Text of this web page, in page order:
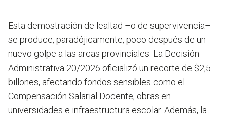
Esta demostración de lealtad –o de supervivencia–
se produce, paradójicamente, poco después de un
nuevo golpe a las arcas provinciales. La Decisión
Administrativa 20/2026 oficializó un recorte de $2,5
billones, afectando fondos sensibles como el
Compensación Salarial Docente, obras en
universidades e infraestructura escolar. Además, la